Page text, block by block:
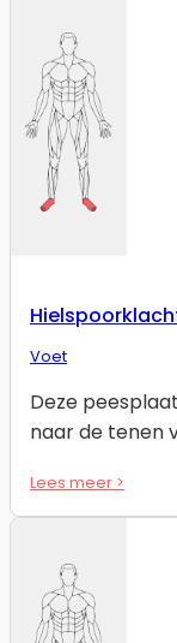
Voet
Deze
naar de tenen
Lees meer >